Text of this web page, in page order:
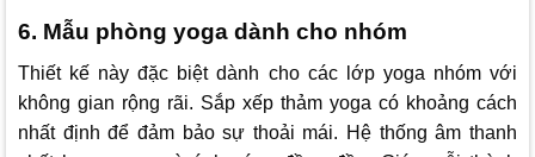
6. Mẫu phòng yoga dành cho nhóm
Thiết kế này đặc biệt dành cho các lớp yoga nhóm với
không gian rộng rãi. Sắp xếp thảm yoga có khoảng cách
nhất định để đảm bảo sự thoải mái. Hệ thống âm thanh